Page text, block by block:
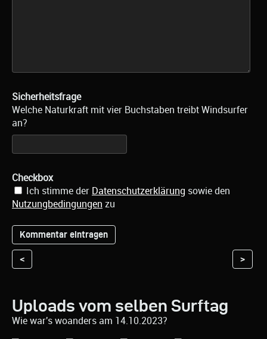
Sicherheitsfrage
Welche Naturkraft mit vier Buchstaben treibt Windsurfer
an?
Checkbox
Ich stimme der Datenschutzerklärung sowie den
Nutzungbedingungen zu
< >
Uploads vom selben Surftag
Wie war's woanders am 14.10.2023?